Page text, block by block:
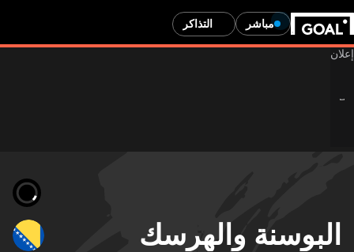
مباشر التذاكر
البوسنة والهرسك